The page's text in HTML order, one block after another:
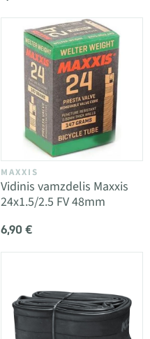
MAXXIS
Vidinis vamzdelis Maxxis
24x1.5/2.5 FV 48mm
6,90 €